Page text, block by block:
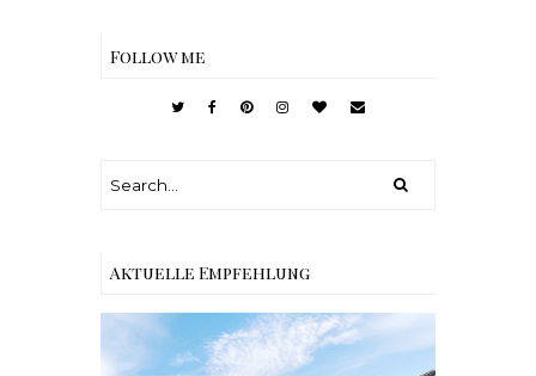
Follow me
Aktuelle Empfehlung